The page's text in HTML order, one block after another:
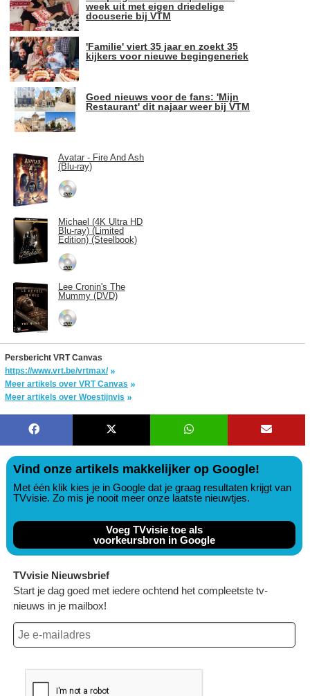
week uit met eigen driedelige
docuserie bij VTM
'Familie' viert 35 jaar en zoekt 35
kijkers voor nieuwe begingeneriek
Goed nieuws voor de fans: 'Mijn
Restaurant' dit najaar weer bij VTM
Avatar - Fire And Ash
(Blu-ray)
Michael (4K Ultra HD
Blu-ray) (Limited
Edition) (Steelbook)
Lee Cronin's The
Mummy (DVD)
Persbericht VRT Canvas
https://www.vrt.be/vrtmax/
Meer artikels over VRT Canvas
Meer artikels over Woestijnvis
Vind onze artikels makkelijker op Google!
Met één klik kies je in Google dat je graag resultaten krijgt van
TVvisie. Zo mis je nooit meer onze laatste nieuwtjes.
Voeg TVvisie toe als
voorkeursbron in Google
TVvisie Nieuwsbrief
Start je dag goed met iedere ochtend het compleetste tv-
nieuws in je mailbox!